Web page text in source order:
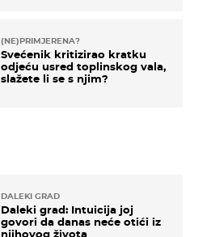
DALEKI GRAD
Daleki grad: Intuicija joj
govori da danas neće otići iz
njihovog života
(NE)PRIMJERENA?
Svećenik kritizirao kratku
odjeću usred toplinskog vala,
slažete li se s njim?